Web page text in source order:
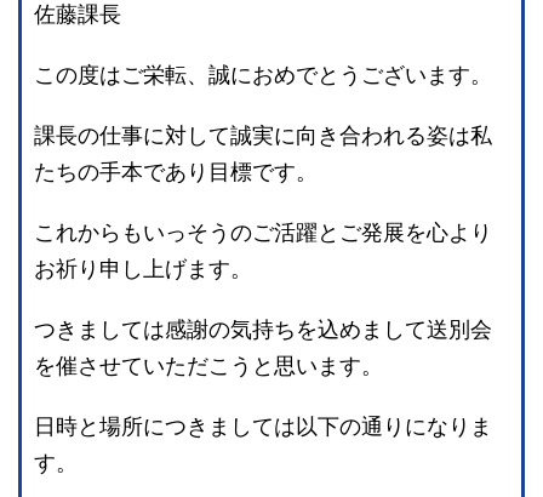
佐藤課長
この度はご栄転、誠におめでとうございます。
課長の仕事に対して誠実に向き合われる姿は私
たちの手本であり目標です。
これからもいっそうのご活躍とご発展を心より
お祈り申し上げます。
つきましては感謝の気持ちを込めまして送別会
を催させていただこうと思います。
日時と場所につきましては以下の通りになりま
す。